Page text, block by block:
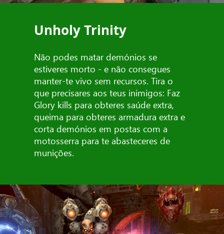
Unholy Trinity
Não podes matar demónios se
estiveres morto - e não consegues
manter-te vivo sem recursos. Tira o
que precisares aos teus inimigos: Faz
Glory kills para obteres saúde extra,
queima para obteres armadura extra e
corta demónios em postas com a
motosserra para te abasteceres de
munições.